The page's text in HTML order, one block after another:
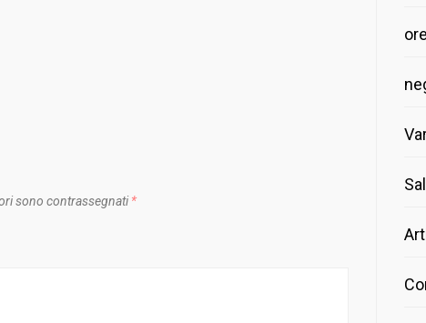
sono contrassegnati *